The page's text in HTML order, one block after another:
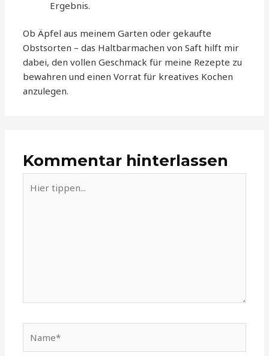
Ergebnis.
Ob Äpfel aus meinem Garten oder gekaufte
Obstsorten – das Haltbarmachen von Saft hilft mir
dabei, den vollen Geschmack für meine Rezepte zu
bewahren und einen Vorrat für kreatives Kochen
anzulegen.
Kommentar hinterlassen
tippen...